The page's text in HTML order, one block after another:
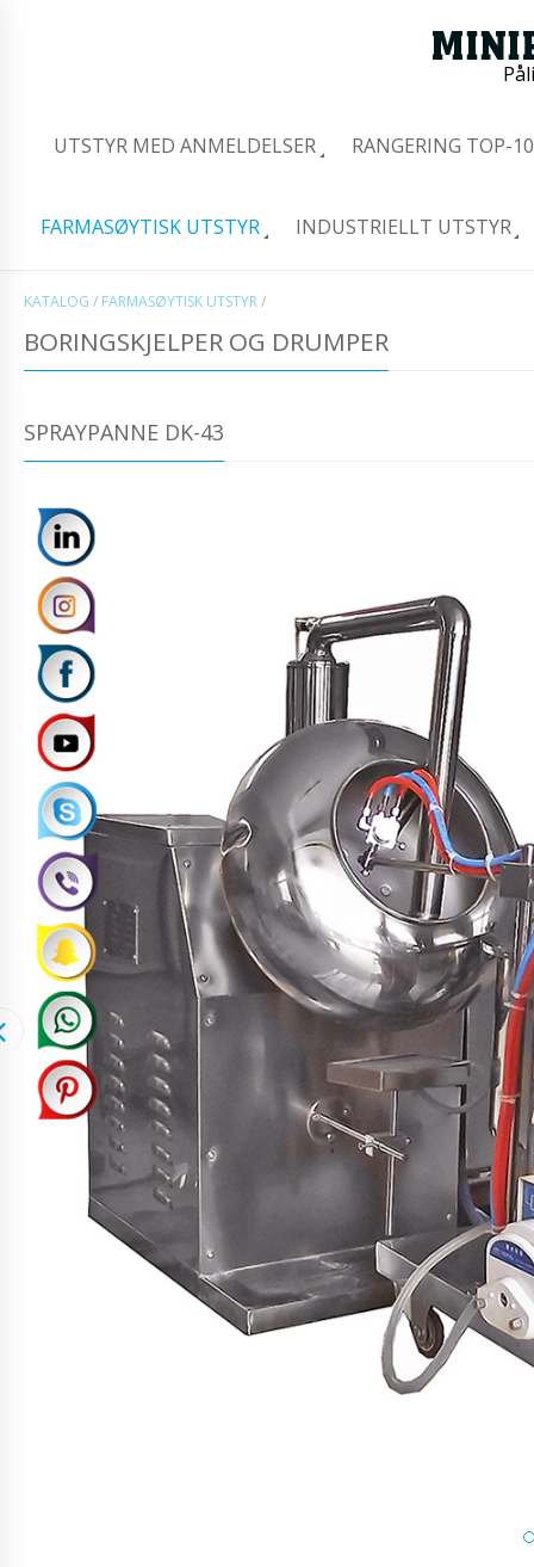
UTSTYR MED ANMELDELSER RANGERING TOP-
FARMASØYTISK UTSTYR INDUSTRIELLT UTSTYR
KATALOG / FARMASØYTISK UTSTYR/
BORINGSKJELPER OG DRUMPER
SPRAYPANNE DK-43